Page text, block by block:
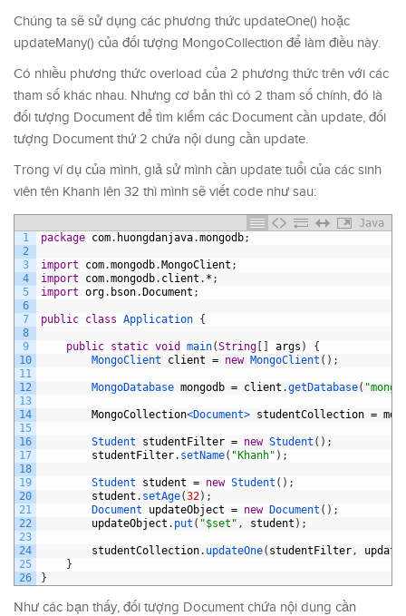
Chúng ta sẽ sử dụng các phương thức updateOne() hoặc
updateMany() của đối tượng MongoCollection để làm điều này.
Có nhiều phương thức overload của 2 phương thức trên với các
tham số khác nhau. Nhưng cơ bản thì có 2 tham số chính, đó là
đối tượng Document để tìm kiếm các Document cần update, đối
tượng Document thứ 2 chứa nội dung cần update.
Trong ví dụ của mình, giả sử mình cần update tuổi của các sinh
viên tên Khanh lên 32 thì mình sẽ viết code như sau:
Java
1
2
3
4
5
6
7
8
9
10
11
12
13
14
15
16
17
18
19
20
21
22
23
24
25
26
package com. huongdanjava.mongodb;
import com.mongodb.MongoClient ;
import
com.mongodb. client . * ;
import org. bson.Document ;
public class Application {
public static void main(String [ ] args )
{
MongoClient client = new MongoClient ( ) ;
MongoDatabase mongodb = client .getDatabase(
MongoCollection<Document> studentCollection =
Student studentFilter = new Student ( ) ;
studentFilter. setName( "Khanh" ) ;
Student student = new Student ( ) ;
student . setAge(32) ;
Document updateObject = new Document ( ) ;
updateObject . put ( "$set" , student ) ;
studentCollection. updateOne( studentFilter ,
}
}
Như các bạn thấy, đối tượng Document chứa nội dung cần